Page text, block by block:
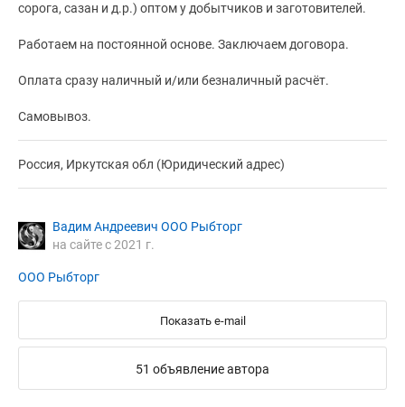
сорога, сазан и д.р.) оптом у добытчиков и заготовителей.
Работаем на постоянной основе. Заключаем договора.
Оплата сразу наличный и/или безналичный расчёт.
Самовывоз.
Россия, Иркутская обл (Юридический адрес)
Вадим Андреевич ООО Рыбторг
на сайте с 2021 г.
ООО Рыбторг
Показать e-mail
51 объявление автора